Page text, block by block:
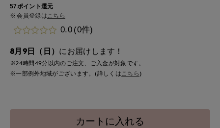
57ポイント還元
会員登録は こちら
0.0 (0件)
8月9日（日） にお届けします！
※24時間49分以内のご注文、ご入金が対象です。
※一部例外地域がございます。(詳しくはこちら )
カートに入れる